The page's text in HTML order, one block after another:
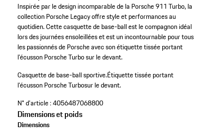
Inspirée par le design incomparable de la Porsche 911 Turbo, la
collection Porsche Legacy offre style et performances au
quotidien. Cette casquette de base-ball est le compagnon idéal
lors des journées ensoleillées et est un incontournable pour tous
les passionnés de Porsche avec son étiquette tissée portant
l’écusson Porsche Turbo sur le devant.
Casquette de base-ball sportive.Étiquette tissée portant
l’écusson Porsche Turbosur le devant.
N° d'article :4056487068800
Dimensions et poids
Dimensions